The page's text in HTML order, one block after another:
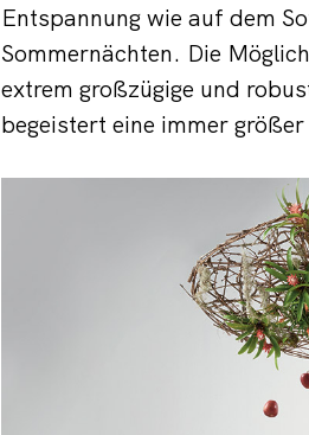
Entspannung wie auf dem
Sommernächten. Die
extrem großzügige und
begeistert eine immer